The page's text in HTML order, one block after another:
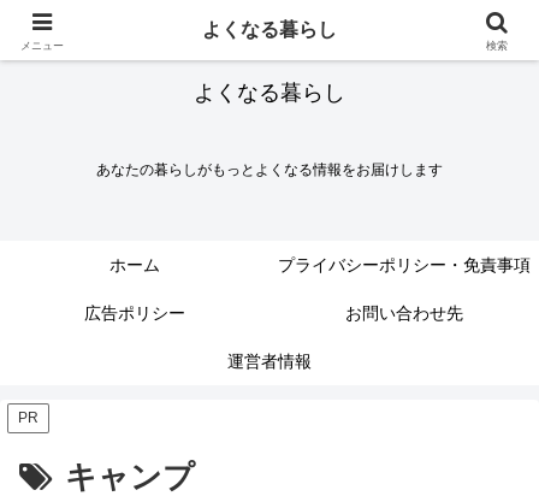
よくなる暮らし
あなたの暮らしがもっとよくなる情報をお届けします
ホーム プライバシーポリシー・免責事項
広告ポリシー お問い合わせ先
運営者情報
PR
キャンプ
メニュー
よくなる暮らし
検索